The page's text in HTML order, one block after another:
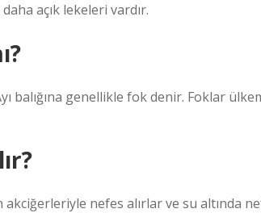
açık lekeleri vardır.
balığına genellikle fok denir. Foklar
nefes alırlar ve su altında